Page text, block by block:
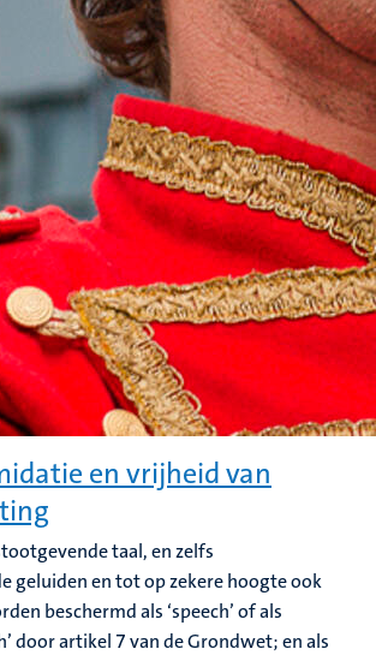
en vrijheid van
taal, en zelfs
geluiden en tot op zekere hoogte ook
beschermd als ‘speech’ of als
door artikel 7 van de Grondwet; en als